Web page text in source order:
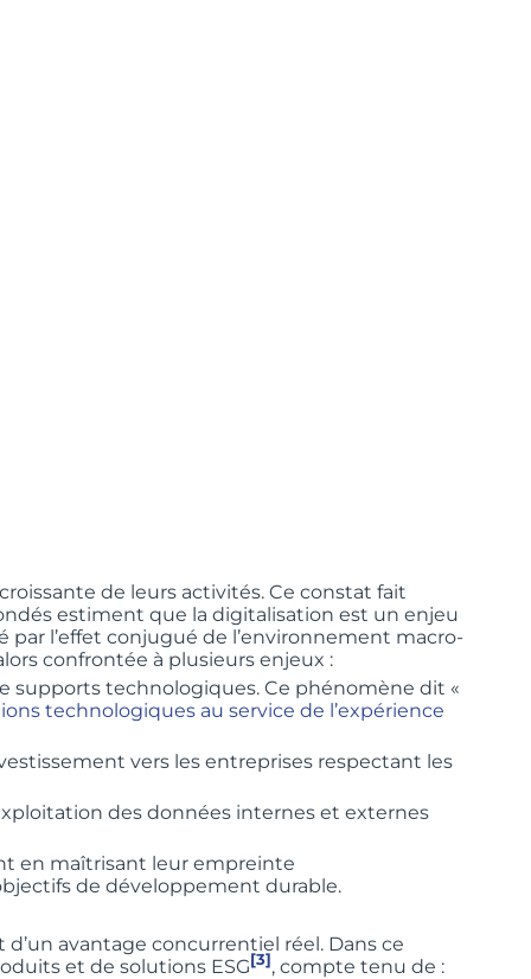
de leurs activités. Ce constat fait
estiment que la digitalisation est un enjeu
l’effet conjugué de l’environnement macro-
confrontée à plusieurs enjeux :
supports technologiques. Ce phénomène dit «
technologiques au service de l’expérience
vers les entreprises respectant les
des données internes et externes
en maîtrisant leur empreinte
de développement durable.
d’un avantage concurrentiel réel. Dans ce
et de solutions ESG[3], compte tenu de :